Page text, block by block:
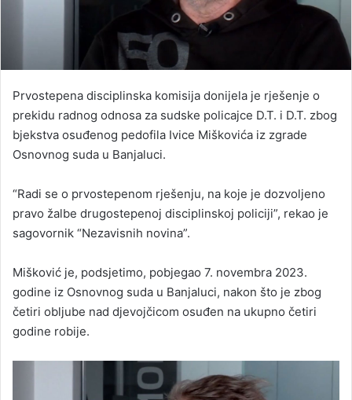
Prvostepena disciplinska komisija donijela je rješenje o
prekidu radnog odnosa za sudske policajce D.T. i D.T. zbog
bjekstva osuđenog pedofila Ivice Miškovića iz zgrade
Osnovnog suda u Banjaluci.
“Radi se o prvostepenom rješenju, na koje je dozvoljeno
pravo žalbe drugostepenoj disciplinskoj policiji”, rekao je
sagovornik “Nezavisnih novina”.
Mišković je, podsjetimo, pobjegao 7. novembra 2023.
godine iz Osnovnog suda u Banjaluci, nakon što je zbog
četiri obljube nad djevojčicom osuđen na ukupno četiri
godine robije.